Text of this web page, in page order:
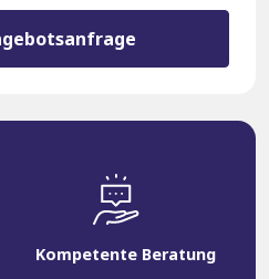
Kompetente Beratung